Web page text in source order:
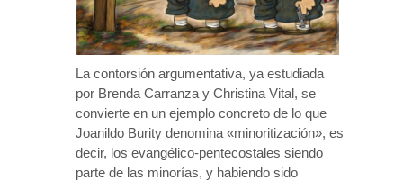
La contorsión argumentativa, ya estudiada
por Brenda Carranza y Christina Vital, se
convierte en un ejemplo concreto de lo que
Joanildo Burity denomina «minoritización», es
decir, los evangélico-pentecostales siendo
parte de las minorías, y habiendo sido